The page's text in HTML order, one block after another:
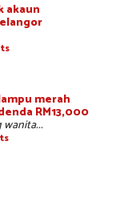
akaun
merah
RM13,000
wanita...